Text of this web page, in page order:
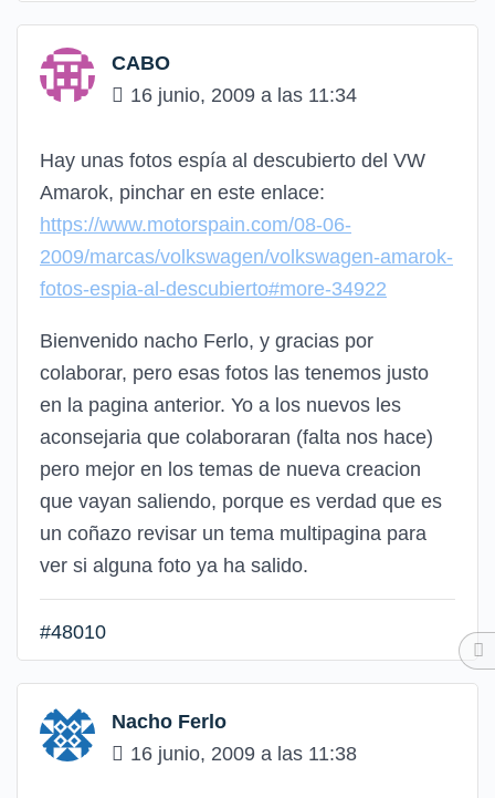
CABO
16 junio, 2009 a las 11:34
Hay unas fotos espía al descubierto del VW
Amarok, pinchar en este enlace:
https://www.motorspain.com/08-06-
2009/marcas/volkswagen/volkswagen-amarok-
fotos-espia-al-descubierto#more-34922
Bienvenido nacho Ferlo, y gracias por
colaborar, pero esas fotos las tenemos justo
en la pagina anterior. Yo a los nuevos les
aconsejaria que colaboraran (falta nos hace)
pero mejor en los temas de nueva creacion
que vayan saliendo, porque es verdad que es
un coñazo revisar un tema multipagina para
ver si alguna foto ya ha salido.
#48010
Nacho Ferlo
16 junio, 2009 a las 11:38